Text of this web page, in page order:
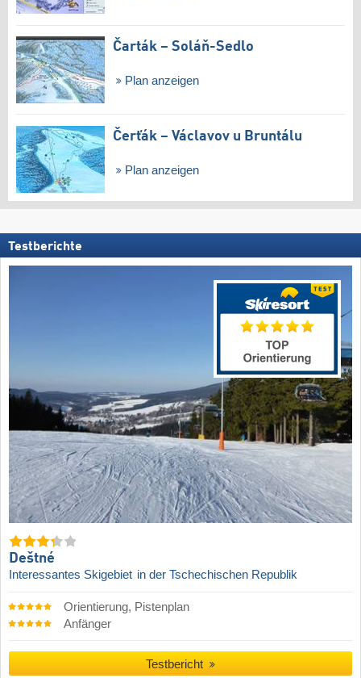
Čarták – Soláň-Sedlo
Plan anzeigen
Čerťák – Václavov u Bruntálu
Plan anzeigen
Testberichte
Deštné
Interessantes Skigebiet in der Tschechischen Republik
Orientierung, Pistenplan
Anfänger
Testbericht